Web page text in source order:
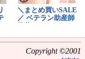
Copyright ©2001